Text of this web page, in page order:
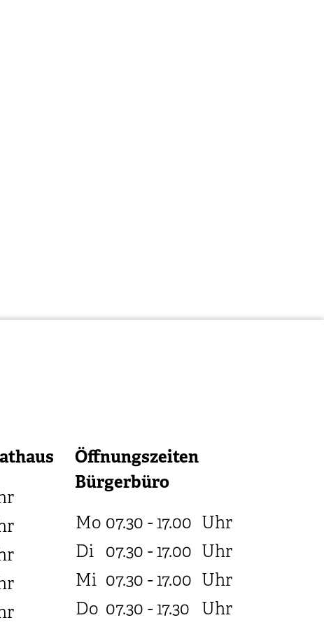
Öffnungszeiten
Bürgerbüro
Mo 07.30 - 17.00 Uhr
Di 07.30 - 17.00 Uhr
Mi 07.30 - 17.00 Uhr
Do 07.30 - 17.30 Uhr